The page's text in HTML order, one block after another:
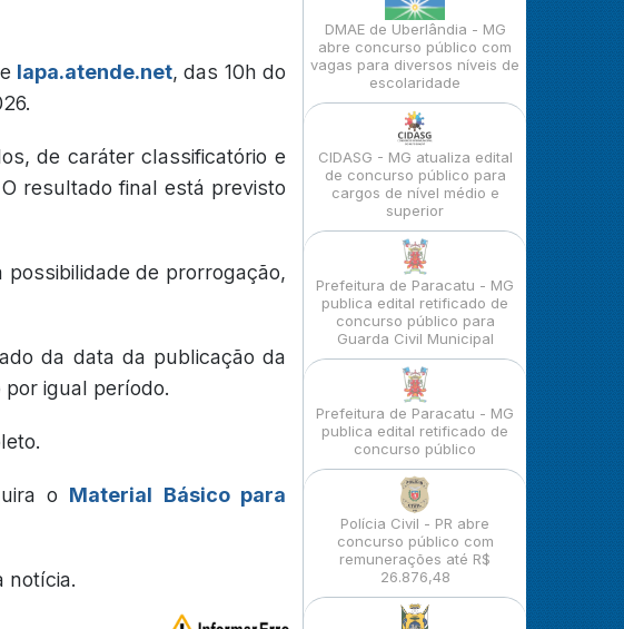
lapa.atende.net, das 10h do
de caráter classificatório e
resultado final está previsto
de prorrogação,
da data da publicação da
igual período.
o Material Básico para
notícia.
DMAE de Uberlândia - MG
abre concurso público com
vagas para diversos níveis de
escolaridade
CIDASG - MG atualiza edital
de concurso público para
cargos de nível médio e
superior
Prefeitura de Paracatu - MG
publica edital retificado de
concurso público para
Guarda Civil Municipal
Prefeitura de Paracatu - MG
publica edital retificado de
concurso público
Polícia Civil - PR abre
concurso público com
remunerações até R$
26.876,48